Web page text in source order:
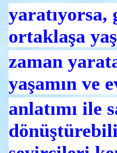
yaratıyorsa,
ortaklaşa
zaman
yaşamın ve
anlatımı ile